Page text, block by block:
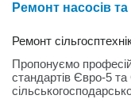
Ремонт насосів
Ремонт
Пропонуємо
стандартів Євро-5